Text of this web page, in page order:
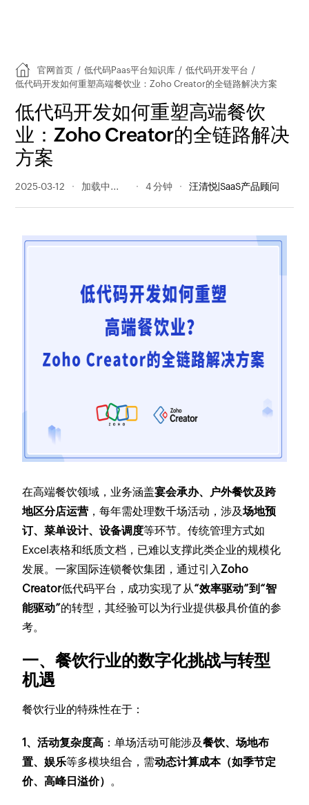
官网首页 / 低代码Paas平台知识库 / 低代码开发平台 /
低代码开发如何重塑高端餐饮业：Zoho Creator的全链路解决方案
低代码开发如何重塑高端餐饮
业：Zoho Creator的全链路解决
方案
2025-03-12 458 阅读量 4 分钟 汪清悦|SaaS产品顾问
在高端餐饮领域，业务涵盖宴会承办、户外餐饮及跨
地区分店运营 ，每年需处理数千场活动，涉及场地预
订、菜单设计、设备调度等环节。传统管理方式如
Excel表格和纸质文档，已难以支撑此类企业的规模化
发展。一家国际连锁餐饮集团，通过引入Zoho
Creator低代码平台，成功实现了从“效率驱动”到“智
能驱动”的转型，其经验可以为行业提供极具价值的参
考。
一、餐饮行业的数字化挑战与转型
机遇
餐饮行业的特殊性在于：
1、活动复杂度高 ：单场活动可能涉及餐饮、场地布
置、娱乐等多模块组合，需动态计算成本（如季节定
价、高峰日溢价） 。